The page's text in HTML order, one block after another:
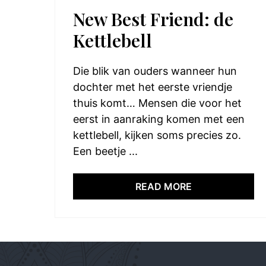
New Best Friend: de
Kettlebell
Die blik van ouders wanneer hun
dochter met het eerste vriendje
thuis komt… Mensen die voor het
eerst in aanraking komen met een
kettlebell, kijken soms precies zo.
Een beetje ...
READ MORE